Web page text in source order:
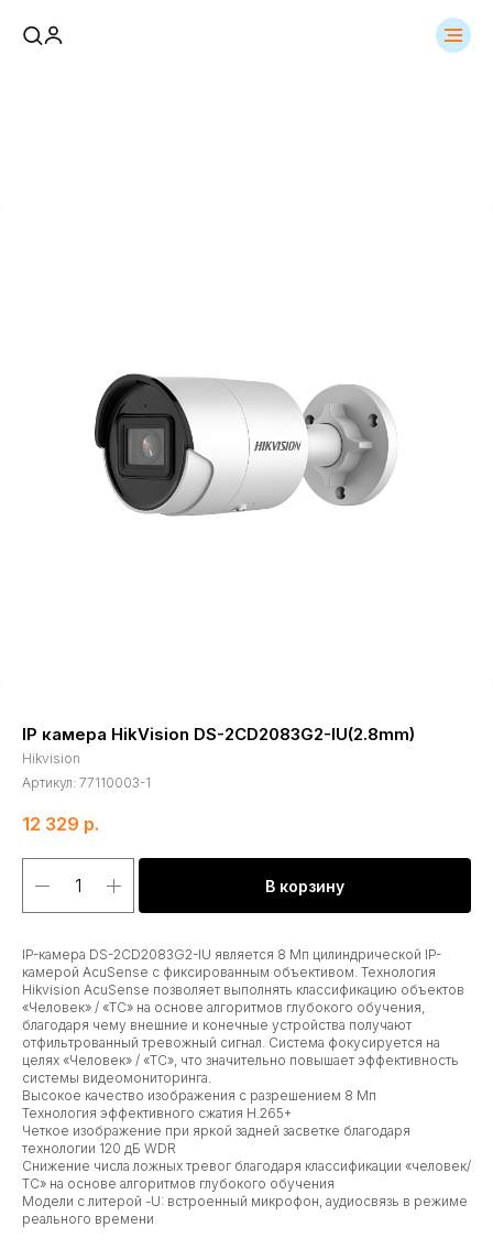
IP камера HikVision DS-2CD2083G2-IU(2.8mm)
Hikvision
Артикул: 77110003-1
12 329 р.
В корзину
IP-камера DS-2CD2083G2-IU является 8 Мп цилиндрической IP-
камерой AcuSense с фиксированным объективом. Технология
Hikvision AcuSense позволяет выполнять классификацию объектов
«Человек» / «ТС» на основе алгоритмов глубокого обучения,
благодаря чему внешние и конечные устройства получают
отфильтрованный тревожный сигнал. Система фокусируется на
целях «Человек» / «ТС», что значительно повышает эффективность
системы видеомониторинга.
Высокое качество изображения с разрешением 8 Мп
Технология эффективного сжатия H.265+
Четкое изображение при яркой задней засветке благодаря
технологии 120 дБ WDR
Снижение числа ложных тревог благодаря классификации «человек/
ТС» на основе алгоритмов глубокого обучения
Модели с литерой -U: встроенный микрофон, аудиосвязь в режиме
реального времени